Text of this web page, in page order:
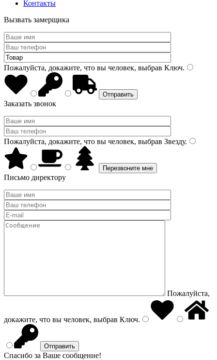
Контакты
Вызвать замерщика
Пожалуйста, докажите, что вы человек, выбрав Ключ.
Заказать звонок
Пожалуйста, докажите, что вы человек, выбрав Звезду.
Письмо директору
Пожалуйста,
докажите, что вы человек, выбрав Ключ.
Спасибо за Ваше сообщение!